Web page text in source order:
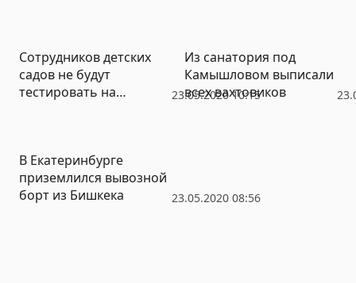
День» (ФОТО, ВИДЕО)
23.05.2020 10:15
Сотрудников детских
садов не будут
тестировать на
Из санатория под
Камышловом выписали
всех вахтовиков
23.05.2020 08:56
В Екатеринбурге
приземлился вывозной
борт из Бишкека